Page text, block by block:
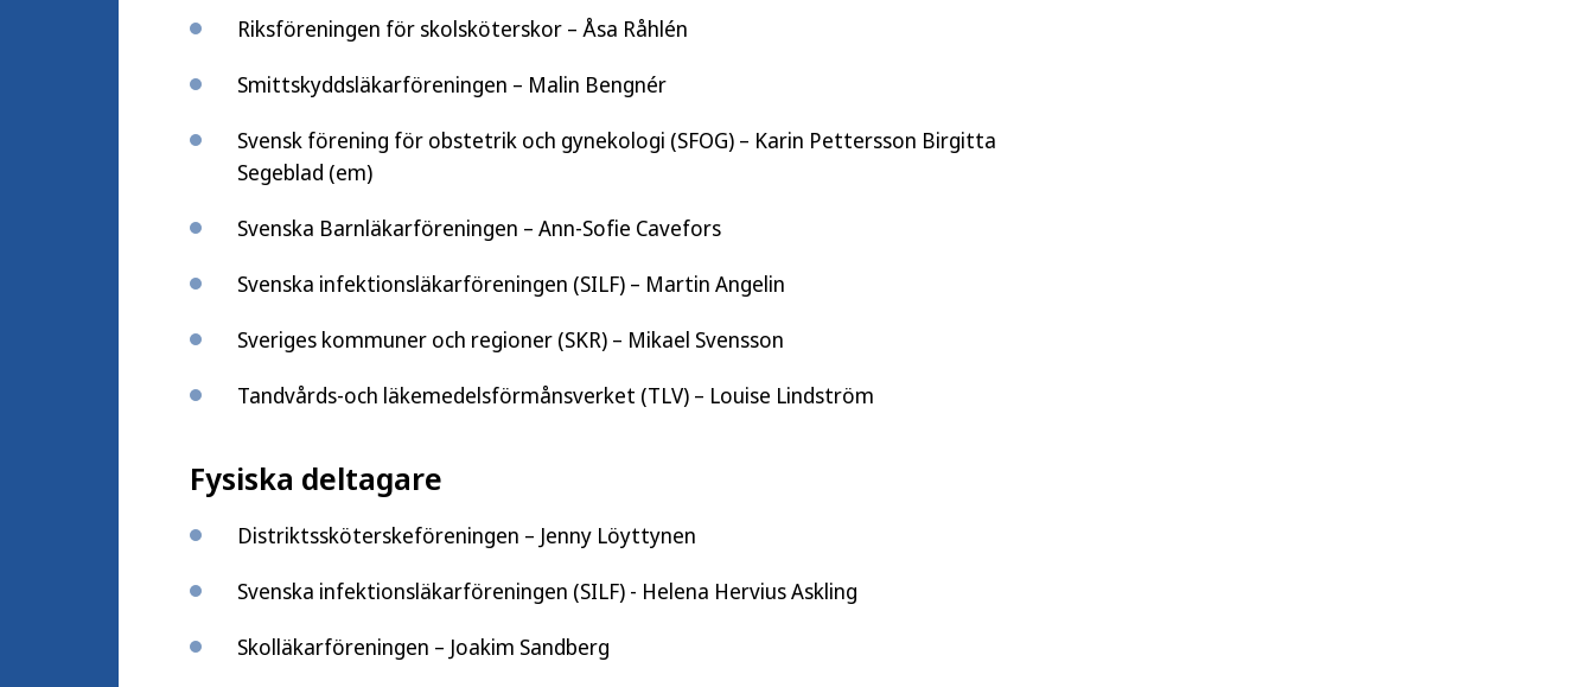
Riksföreningen för skolsköterskor – Åsa Råhlén
Smittskyddsläkarföreningen – Malin Bengnér
Svensk förening för obstetrik och gynekologi (SFOG) – Karin Pettersson Birgitta
Segeblad (em)
Svenska Barnläkarföreningen – Ann-Sofie Cavefors
Svenska infektionsläkarföreningen (SILF) – Martin Angelin
Sveriges kommuner och regioner (SKR) – Mikael Svensson
Tandvårds-och läkemedelsförmånsverket (TLV) – Louise Lindström
Fysiska deltagare
Distriktssköterskeföreningen – Jenny Löyttynen
Svenska infektionsläkarföreningen (SILF) - Helena Hervius Askling
Skolläkarföreningen – Joakim Sandberg